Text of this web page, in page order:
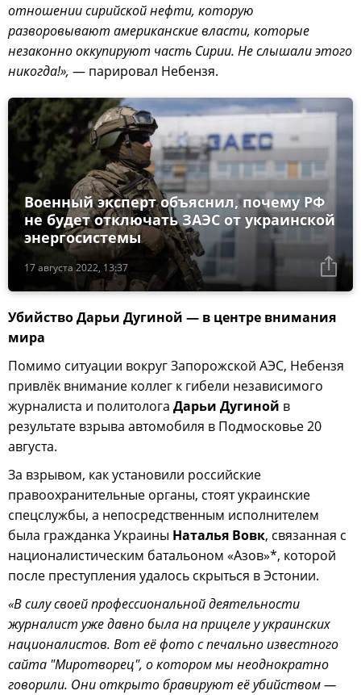
отношении сирийской нефти, которую
разворовывают американские власти, которые
незаконно оккупируют часть Сирии. Не слышали этого
никогда!», — парировал Небензя.
17 августа 2022, 13:37
Военный эксперт объяснил, почему РФ
не будет отключать ЗАЭС от украинской
энергосистемы
Убийство Дарьи Дугиной — в центре внимания
мира
Помимо ситуации вокруг Запорожской АЭС, Небензя
привлёк внимание коллег к гибели независимого
журналиста и политолога Дарьи Дугиной в
результате взрыва автомобиля в Подмосковье 20
августа.
За взрывом, как установили российские
правоохранительные органы, стоят украинские
спецслужбы, а непосредственным исполнителем
была гражданка Украины Наталья Вовк, связанная с
националистическим батальоном «Азов»*, которой
после преступления удалось скрыться в Эстонии.
«В силу своей профессиональной деятельности
журналист уже давно была на прицеле у украинских
националистов. Вот её фото с печально известного
сайта "Миротворец", о котором мы неоднократно
говорили. Они открыто бравируют её убийством —